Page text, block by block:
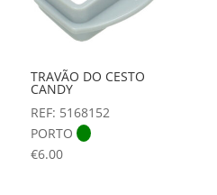
TRAVÃO DO CESTO
CANDY
REF: 5168152
PORTO
€6.00